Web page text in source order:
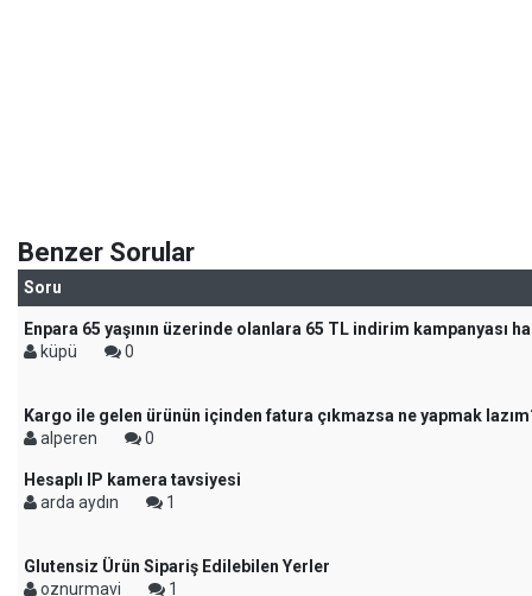
Benzer Sorular
Soru
Enpara 65 yaşının üzerinde olanlara 65 TL indirim kampanyası
küpü
0
Kargo ile gelen ürünün içinden fatura çıkmazsa ne yapmak
alperen
0
Hesaplı IP kamera tavsiyesi
arda aydın
1
Glutensiz Ürün Sipariş Edilebilen Yerler
oznurmavi
1